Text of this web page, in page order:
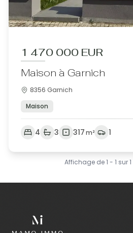
1 470 000 EUR
Maison à Garnich
8356 Garnich
Maison
4 3 317m² 1
Affichage de 1 - 1 sur 1